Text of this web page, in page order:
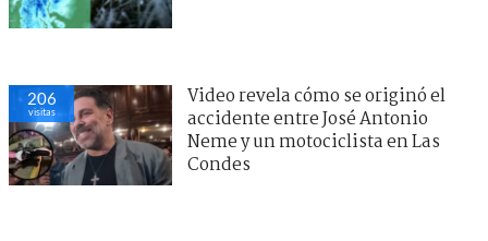
206
visitas
Video revela cómo se originó el
accidente entre José Antonio
Neme y un motociclista en Las
Condes